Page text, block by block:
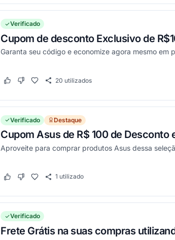
Verificado
Cupom de desconto Exclusivo de
Garanta seu código e economize agora mesmo em
Este cupom funcionou
Este cupom não funcionou
20 utilizados
Verificado Destaque
Cupom Asus de R$ 100 de Desconto
Aproveite para comprar produtos Asus dessa
Este cupom funcionou
Este cupom não funcionou
1 utilizado
Verificado
Frete Grátis na suas compras